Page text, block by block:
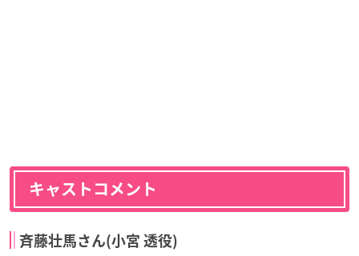
キャストコメント
斉藤壮馬さん(小宮 透役)